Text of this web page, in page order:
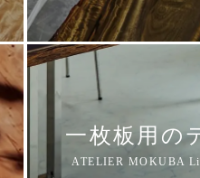
一枚板用の